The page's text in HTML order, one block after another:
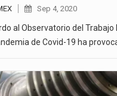
Sep 4, 2020
al Observatorio del Trabajo
de Covid-19 ha